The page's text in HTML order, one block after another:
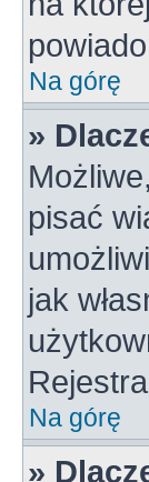
Na górę
»
pisać
jak
Na górę
»